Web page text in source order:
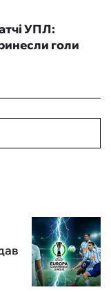
УПЛ:
голи